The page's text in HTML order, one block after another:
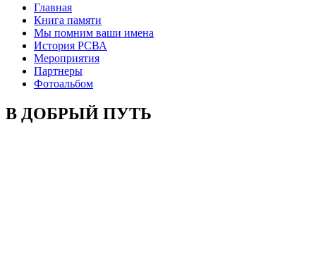
Главная
Книга памяти
Мы помним ваши имена
История РСВА
Мероприятия
Партнеры
Фотоальбом
В ДОБРЫЙ ПУТЬ